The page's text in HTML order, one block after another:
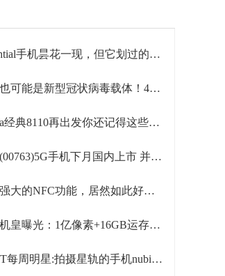
手机昙花一现，但它划过的痕迹是你无法追寻的
能是新型冠状病毒载体！40秒教你手机消毒方法
典8110再出发你还记得这些诺基亚手机吗
手机下月国内上市 并获欧洲上市认证
的NFC功能，居然如此好用，花粉：不知道血亏
曝光：1亿像素+16GB运存，卢伟冰：机皇方向也错了
每周明星:拍摄星轨的手机nubiaZ7